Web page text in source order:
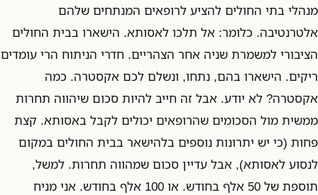
מנהלי בתי החולים להציע לרופאים המנתחים שלהם
אלטרנטיבה. כלומר: אל תלכו לאסותא. הישארו בבית החולים
הציבורי למשמרת שניה אחר הצהריים. חדרי הניתוח הרי עומדים
ריקים. הישארו בהם, נתחו, ונשלם לכם אקסטרה. כמה
אקסטרה? לא יודע. אבל זה חייב להיות סכום שיהווה תחרות
ממשית מול הסכומים שהרופאים יכולים לקבל באסותא. קצת
פחות (כי יש יתרונות נוספים בלהישאר בבית החולים במקום
לנסוע לאסותא), אבל עדיין סכום שמהווה תחרות. למשל,
תוספת של 50 אלף בחודש. או 100 אלף בחודש. אני מניח